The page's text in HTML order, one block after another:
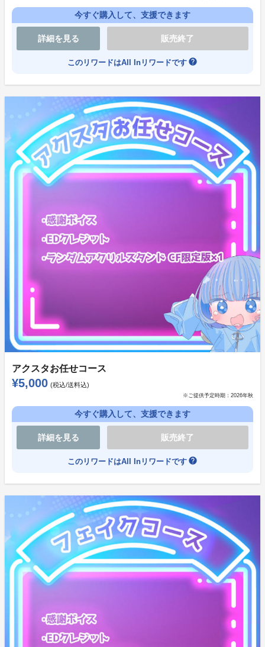
が入れ替わった、ここでしか入手出来ない可愛い色紙で
こういうのはだいたい買えば良かったと後々後悔するの
で、この際に是非！
※直筆ではございません。
直筆サイン色紙
※いずれの色紙にも宛名が入ります。記載する宛名（お
名前）を購入時アンケートにてご記入ください。
※ニックネーム・ハンドルネーム可
※記入がない場合は「宛名なし」とさせていただきま
ストレッチゴール発表！＆プレゼント
皆様のご支援のおかげで、開始から24時間も経たずに
支援目標100％を突破し、皆様に参加して頂くという目
標はひとまず達成出来ました！
あまりに想定より早く、準備に手間取りましたがストレ
今すぐ購入して、支援できます
詳細を見る 販売終了
このリワードはAll Inリワードです help
アクスタお任せコース
¥5,000 (税込/送料込)
※ご提供予定時期： 2026年秋
今すぐ購入して、支援できます
詳細を見る 販売終了
このリワードはAll Inリワードです help